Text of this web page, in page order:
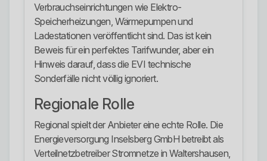
Verbrauchseinrichtungen wie Elektro-
Speicherheizungen, Wärmepumpen und
Ladestationen veröffentlicht sind. Das ist kein
Beweis für ein perfektes Tarifwunder, aber ein
Hinweis darauf, dass die EVI technische
Sonderfälle nicht völlig ignoriert.
Regionale Rolle
Regional spielt der Anbieter eine echte Rolle. Die
Energieversorgung Inselsberg GmbH betreibt als
Verteilnetzbetreiber Stromnetze in Waltershausen,